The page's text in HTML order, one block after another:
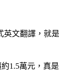
文翻譯，就
1.5萬元，真